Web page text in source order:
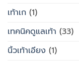
เท้าเก (1)
เทคนิคดูแลเท้า (33)
นิ้วเท้าเอียง (1)